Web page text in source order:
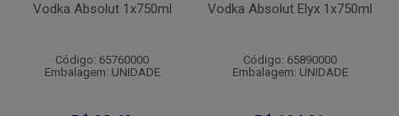
Vodka Absolut 1x750ml
Código: 65760000
Embalagem: UNIDADE
Vodka Absolut Elyx 1x750ml
Código: 65890000
Embalagem: UNIDADE